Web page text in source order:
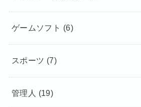
ゲームソフト (6)
スポーツ (7)
管理人 (19)